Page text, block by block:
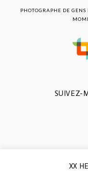
SUIVEZ-
PHOTOGRAPHE DE
XX